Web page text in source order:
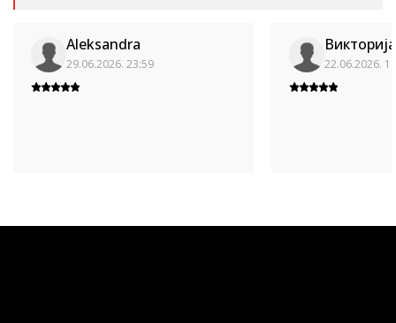
Aleksandra
29.06.2026. 23:59
Викторија
22.06.2026.